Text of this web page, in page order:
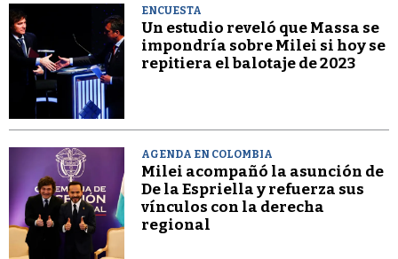
ENCUESTA
Un estudio reveló que Massa se
impondría sobre Milei si hoy se
repitiera el balotaje de 2023
AGENDA EN COLOMBIA
Milei acompañó la asunción de
De la Espriella y refuerza sus
vínculos con la derecha
regional